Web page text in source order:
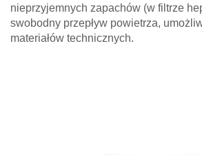
nieprzyjemnych zapachów (w filtrze
swobodny przepływ powietrza,
materiałów technicznych.